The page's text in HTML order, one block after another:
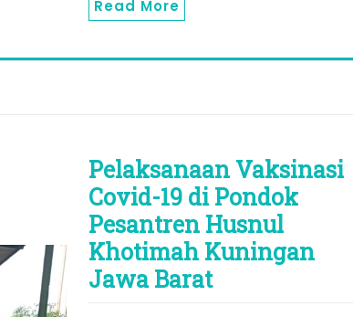
Read More
Pelaksanaan Vaksinasi
Covid-19 di Pondok
Pesantren Husnul
Khotimah Kuningan
Jawa Barat